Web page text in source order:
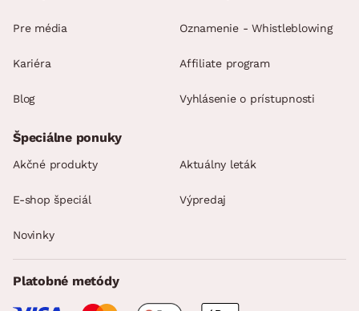
Pre média
Kariéra
Blog
Oznamenie - Whistleblowing
Affiliate program
Vyhlásenie o prístupnosti
Špeciálne ponuky
Akčné produkty Aktuálny leták
E-shop špeciál Výpredaj
Novinky
Platobné metódy